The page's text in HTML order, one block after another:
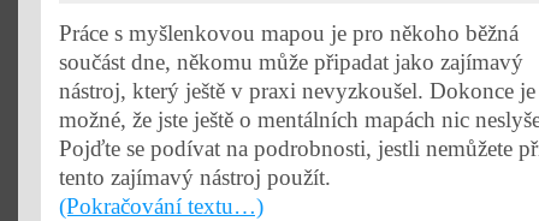
Práce s myšlenkovou mapou je pro někoho běžná
součást dne, někomu může připadat jako zajímavý
nástroj, který ještě v praxi nevyzkoušel. Dokonce je
možné, že jste ještě o mentálních mapách nic
Pojďte se podívat na podrobnosti, jestli nemůžete
tento zajímavý nástroj použít.
(Pokračování textu…)